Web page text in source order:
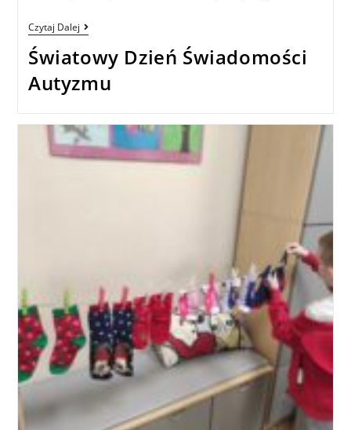
Czytaj Dalej
Światowy Dzień Świadomości
Autyzmu